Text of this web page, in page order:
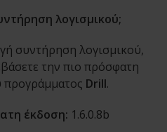
λογισμικού;
συντήρηση λογισμικού,
την πιο πρόσφατη
προγράμματος Drill.
έκδοση: 1.6.0.8b